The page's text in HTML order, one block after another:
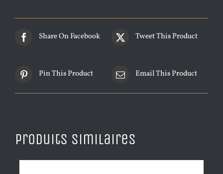
Share On Facebook Tweet This Product
Pin This Product Email This Product
Produits similaires